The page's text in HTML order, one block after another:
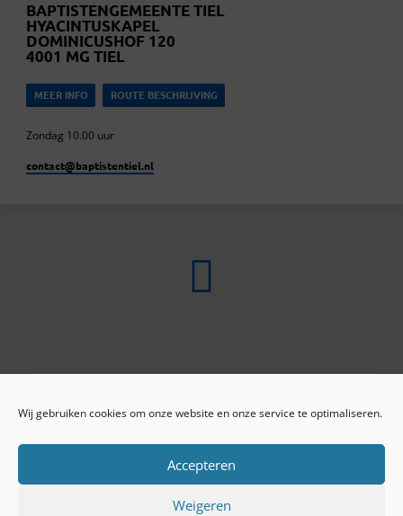
Wij gebruiken cookies om onze website en onze service te optimaliseren.
Accepteren
Weigeren
BAPTISTENGEMEENTE TIEL
HYACINTUSKAPEL
DOMINICUSHOF 120
4001 MG TIEL
MEER INFO ROUTE BESCHRIJVING
Zondag 10.00 uur
contact​@baptistentiel.nl
ONLINE ARCHIEF
Privacy beleid